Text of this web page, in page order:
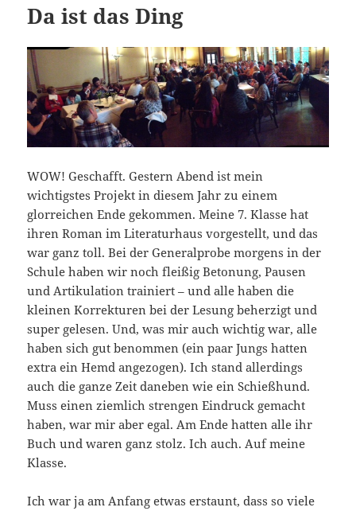
Da ist das Ding
WOW! Geschafft. Gestern Abend ist mein
wichtigstes Projekt in diesem Jahr zu einem
glorreichen Ende gekommen. Meine 7. Klasse hat
ihren Roman im Literaturhaus vorgestellt, und das
war ganz toll. Bei der Generalprobe morgens in der
Schule haben wir noch fleißig Betonung, Pausen
und Artikulation trainiert – und alle haben die
kleinen Korrekturen bei der Lesung beherzigt und
super gelesen. Und, was mir auch wichtig war, alle
haben sich gut benommen (ein paar Jungs hatten
extra ein Hemd angezogen). Ich stand allerdings
auch die ganze Zeit daneben wie ein Schießhund.
Muss einen ziemlich strengen Eindruck gemacht
haben, war mir aber egal. Am Ende hatten alle ihr
Buch und waren ganz stolz. Ich auch. Auf meine
Klasse.
Ich war ja am Anfang etwas erstaunt, dass so viele